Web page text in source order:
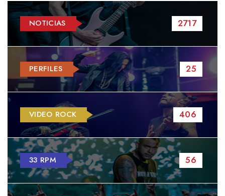
NOTICIAS 2717
PERFILES 25
VIDEO ROCK 406
33 RPM 56